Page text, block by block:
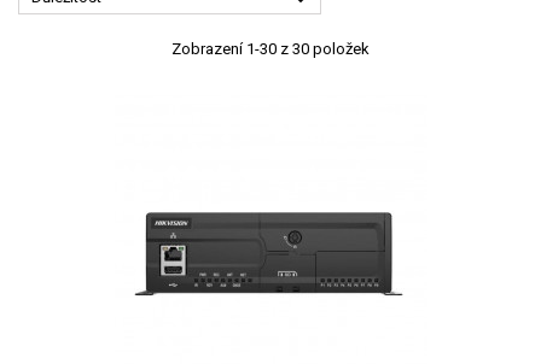
Zobrazení 1-30 z 30 položek